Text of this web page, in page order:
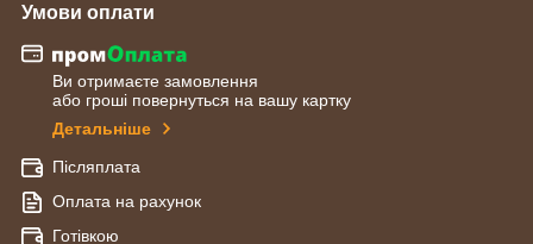
Умови оплати
Ви отримаєте замовлення
або гроші повернуться на вашу картку
Детальніше
Післяплата
Оплата на рахунок
Готівкою